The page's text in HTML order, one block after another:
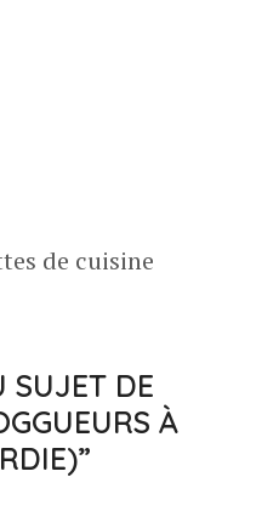
de cuisine
SUJET DE
À